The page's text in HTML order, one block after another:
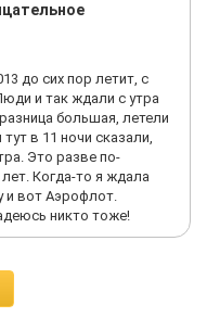
выводы сами. Как тут
ожидания его
и других критиков
намного хуже
АВИАЛИНИЙ, да и в
верится с трудом.
до сих пор летит, с
и так ждали с утра
большая, летели
в 11 ночи сказали,
Это разве по-
Когда-то я ждала
и вот Аэрофлот.
никто тоже!